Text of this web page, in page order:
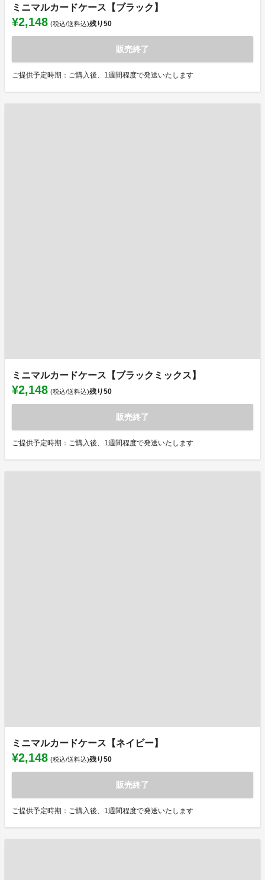
ミニマルカードケース【ブラック】
¥2,148 (税込/送料込)残り50
販売終了
ご提供予定時期：ご購入後、1週間程度で発送いたします
ミニマルカードケース【ブラックミックス】
¥2,148 (税込/送料込)残り50
販売終了
ご提供予定時期：ご購入後、1週間程度で発送いたします
ミニマルカードケース【ネイビー】
¥2,148 (税込/送料込)残り50
販売終了
ご提供予定時期：ご購入後、1週間程度で発送いたします